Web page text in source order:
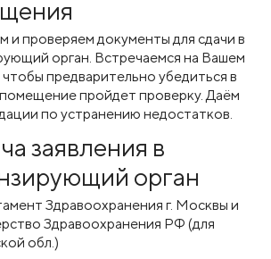
и проверяем документы для сдачи в
орган. Встречаемся на Вашем
предварительно убедиться в
пройдет проверку. Даём
по устранению недостатков.
заявления в
орган
Здравоохранения г. Москвы и
Здравоохранения РФ (для
обл.)